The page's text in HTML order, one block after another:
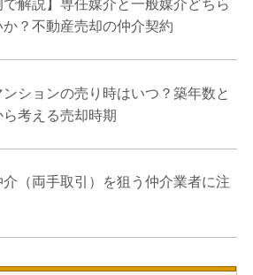
で解説】専任媒介と一般媒介どちら
か？不動産売却の仲介契約
ションの売り時はいつ？築年数と
考える売却時期
介（両手取引）を狙う仲介業者に注